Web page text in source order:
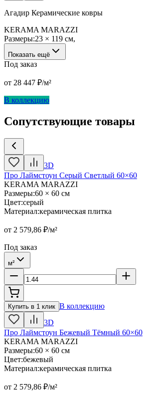
Агадир Керамические ковры
KERAMA MARAZZI
Размеры:23 × 119 см,
Показать ещё
Под заказ
от 28 447 ₽/м²
В коллекцию
Сопутствующие товары
3D
Про Лаймстоун Серый Светлый 60×60
KERAMA MARAZZI
Размеры:60 × 60 см
Цвет:серый
Материал:керамическая плитка
от 2 579,86 ₽/м²
Под заказ
м²
Купить в 1 клик В коллекцию
3D
Про Лаймстоун Бежевый Тёмный 60×60
KERAMA MARAZZI
Размеры:60 × 60 см
Цвет:бежевый
Материал:керамическая плитка
от 2 579,86 ₽/м²